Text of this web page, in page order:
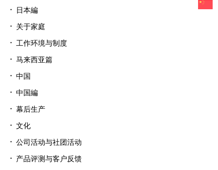
日本編
关于家庭
工作环境与制度
马来西亚篇
中国
中国編
幕后生产
文化
公司活动与社团活动
产品评测与客户反馈